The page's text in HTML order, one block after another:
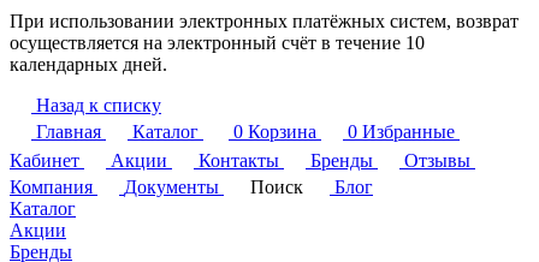
При использовании электронных платёжных систем, возврат
осуществляется на электронный счёт в течение 10
календарных дней.
Назад к списку
Главная
Каталог 0 Корзина 0 Избранные
Кабинет
Акции Контакты Бренды
Отзывы
Компания
Документы Поиск
Блог
Каталог
Акции
Бренды